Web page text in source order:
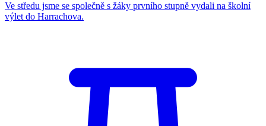
Ve středu jsme se společně s žáky prvního stupně vydali na školní
výlet do Harrachova.